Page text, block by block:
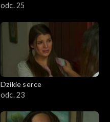
odc. 25
Dzikie serce
odc. 23